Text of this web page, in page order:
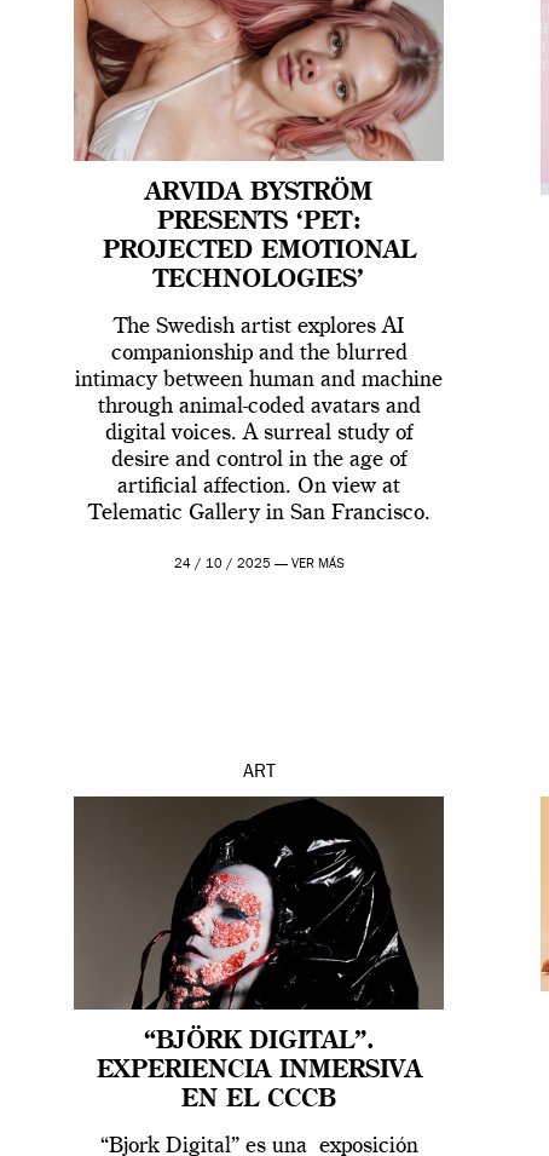
ARVIDA BYSTRÖM
PRESENTS ‘PET:
PROJECTED EMOTIONAL
TECHNOLOGIES’
The Swedish artist explores AI
companionship and the blurred
intimacy between human and machine
through animal-coded avatars and
digital voices. A surreal study of
desire and control in the age of
artificial affection. On view at
Telematic Gallery in San Francisco.
24 / 10 / 2025 — VER MÁS
ART
“BJÖRK DIGITAL”.
EXPERIENCIA INMERSIVA
EN EL CCCB
“Bjork Digital” es una exposición